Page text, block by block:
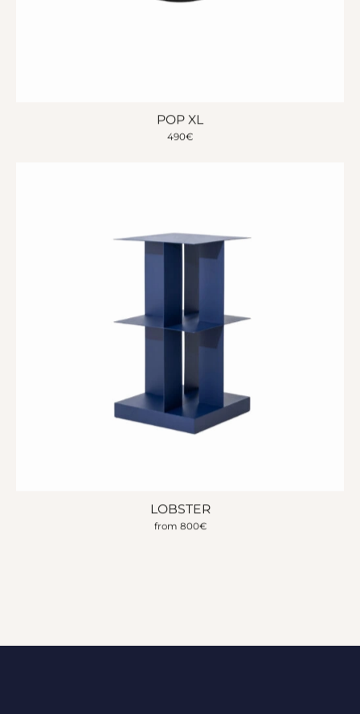
POP XL
490€
LOBSTER
from 800€